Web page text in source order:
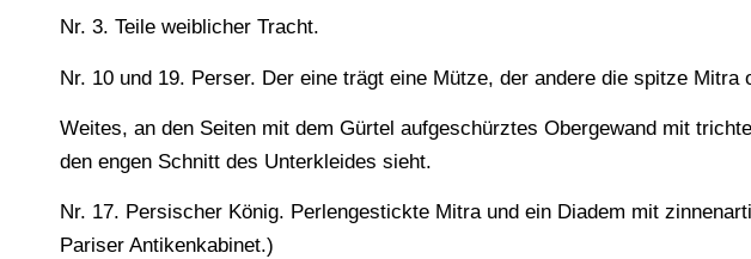
Nr. 3. Teile weiblicher Tracht.
Nr. 10 und 19. Perser. Der eine trägt eine Mütze, der andere die spitze Mitra
Weites, an den Seiten mit dem Gürtel aufgeschürztes Obergewand mit
den engen Schnitt des Unterkleides sieht.
Nr. 17. Persischer König. Perlengestickte Mitra und ein Diadem mit
Pariser Antikenkabinet.)